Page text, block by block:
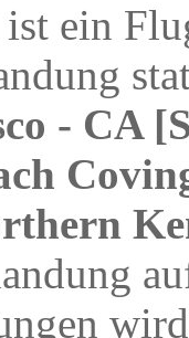
ist ein
- CA